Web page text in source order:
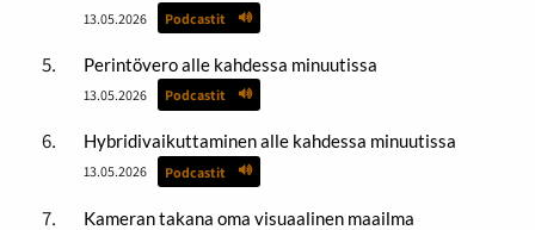
13.05.2026 Podcastit
Perintövero alle kahdessa minuutissa
13.05.2026 Podcastit
Hybridivaikuttaminen alle kahdessa minuutissa
13.05.2026 Podcastit
Kameran takana oma visuaalinen maailma